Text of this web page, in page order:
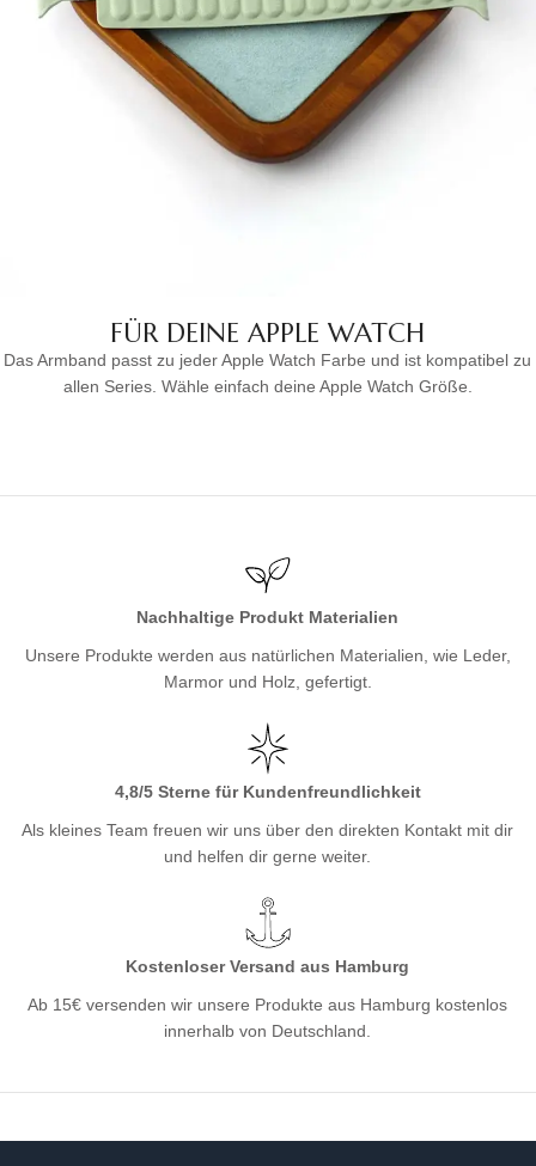
FÜR DEINE APPLE WATCH
Das Armband passt zu jeder Apple Watch Farbe und ist kompatibel zu
allen Series. Wähle einfach deine Apple Watch Größe.
Nachhaltige Produkt Materialien
Unsere Produkte werden aus natürlichen Materialien, wie Leder,
Marmor und Holz, gefertigt.
4,8/5 Sterne für Kundenfreundlichkeit
Als kleines Team freuen wir uns über den direkten Kontakt mit dir
und helfen dir gerne weiter.
Kostenloser Versand aus Hamburg
Ab 15€ versenden wir unsere Produkte aus Hamburg kostenlos
innerhalb von Deutschland.